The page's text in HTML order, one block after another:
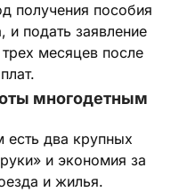
получения пособия
и подать заявление
месяцев после
многодетным
есть два крупных
и экономия за
и жилья.